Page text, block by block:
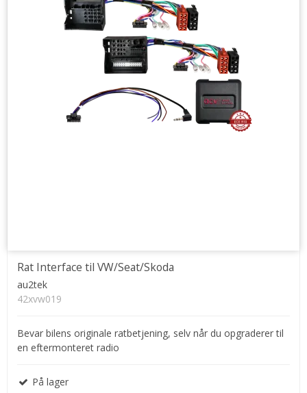
Rat Interface til VW/Seat/Skoda
au2tek
42xvw019
Bevar bilens originale ratbetjening, selv når du opgraderer til
en eftermonteret radio
På lager